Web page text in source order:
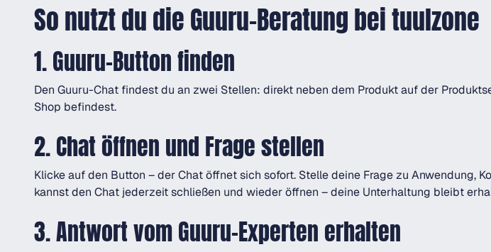
So nutzt du die Guuru-Beratung bei tuulzone
1. Guuru-Button finden
Den Guuru-Chat findest du an zwei Stellen: direkt neben dem Produkt auf der
Shop befindest.
2. Chat öffnen und Frage stellen
Klicke auf den Button – der Chat öffnet sich sofort. Stelle deine Frage zu Anwendung,
kannst den Chat jederzeit schließen und wieder öffnen – deine Unterhaltung bleibt
3. Antwort vom Guuru-Experten erhalten